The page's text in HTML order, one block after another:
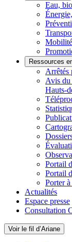
Eau,
Ressources
Arrêtés
Avis du
Hauts-
Portail
Portail
Porter
Actualités
Espace presse
Consultation
Voir le fil d’Ariane